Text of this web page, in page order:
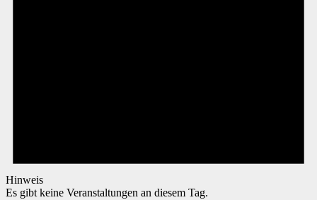
Hinweis
Es gibt keine Veranstaltungen an diesem Tag.